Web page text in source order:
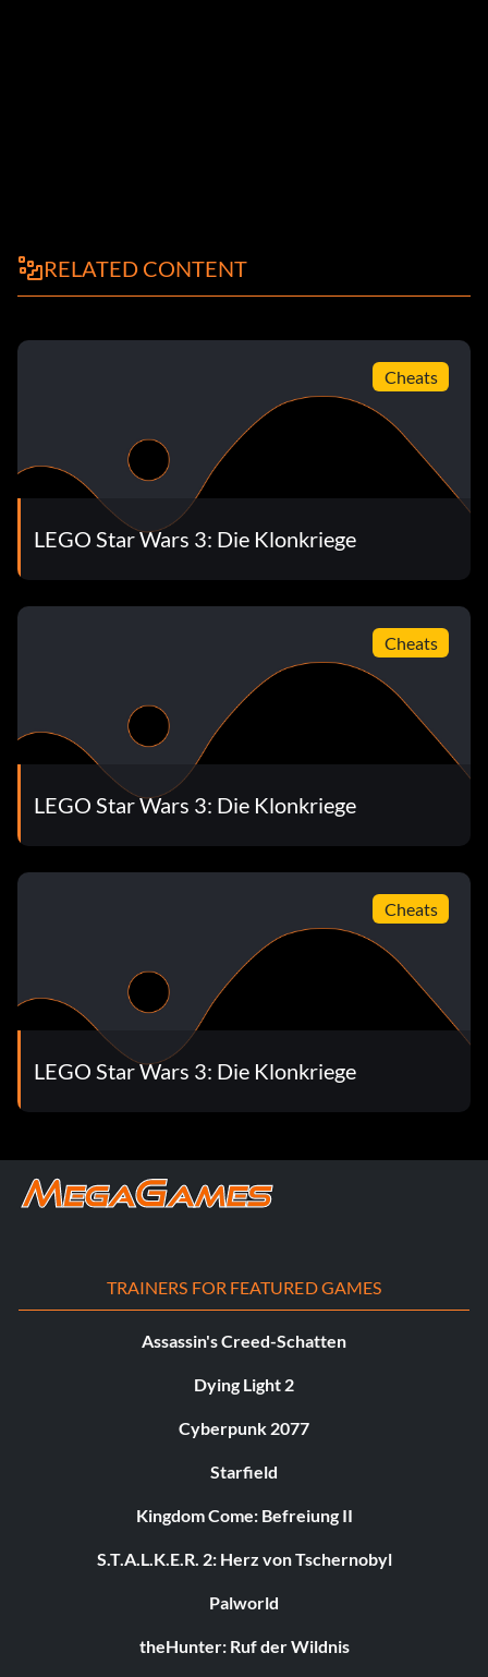
RELATED CONTENT
Cheats
LEGO Star Wars 3: Die Klonkriege
Cheats
LEGO Star Wars 3: Die Klonkriege
Cheats
LEGO Star Wars 3: Die Klonkriege
TRAINERS FOR FEATURED GAMES
Assassin's Creed-Schatten
Dying Light 2
Cyberpunk 2077
Starfield
Kingdom Come: Befreiung II
S.T.A.L.K.E.R. 2: Herz von Tschernobyl
Palworld
theHunter: Ruf der Wildnis